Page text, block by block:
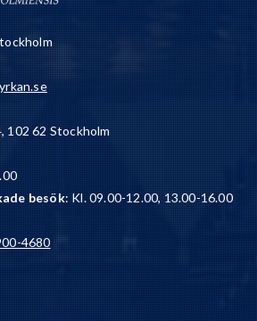
102 62 Stockholm
besök: Kl. 09.00-12.00, 13.00-16.00
4680